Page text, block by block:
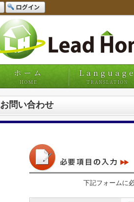
ログイン
ホーム
HOME
Language
TRANSLATION
お問い合わせ
下記フォームに